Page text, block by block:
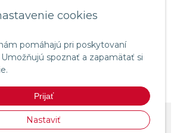
cookies
pomáhajú pri poskytovaní
Umožňujú spoznať a zapamätať si
Prijať
Nastaviť
ZASLANIE OTÁZKY
PODMIENKY
PORIADOK
SLOVENSKO • e-shop